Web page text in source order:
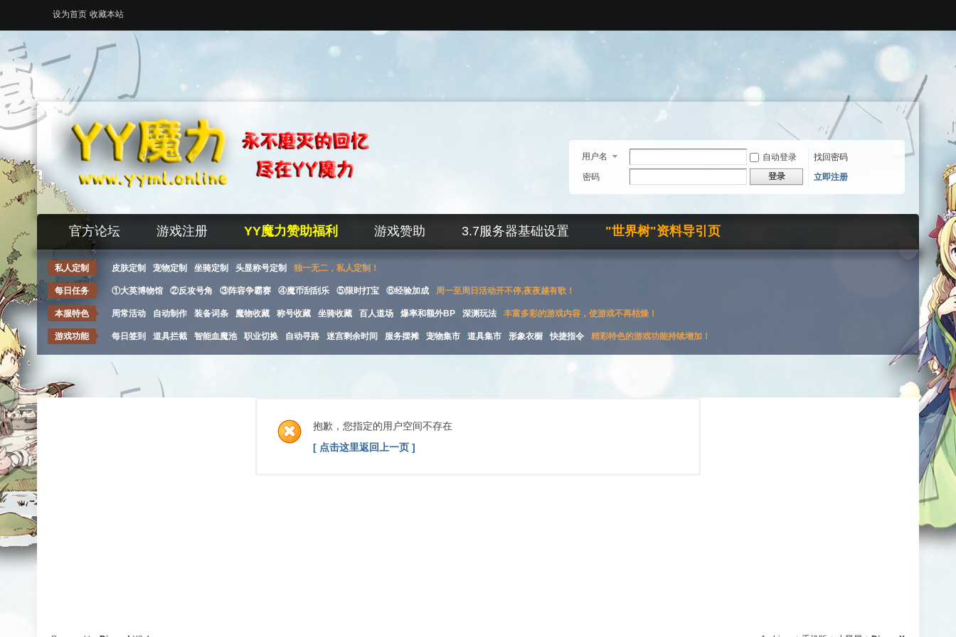
设为首页 收藏本站
用户名 自动登录
找回密码
密码
登录 立即注册
官方论坛 游戏注册 YY魔力赞助福利 游戏赞助 3.7服务器基础设置 "世界树"资料导引页
私人定制 皮肤定制 宠物定制 坐骑定制 头显称号定制 独一无二，私人定制！
每日任务 ①大英博物馆 ②反攻号角 ③阵容争霸赛 ④魔币刮刮乐 ⑤限时打宝 ⑥经验加成 周一至周日活动开不停,夜夜越有歌！
本服特色 周常活动 自动制作 装备词条 魔物收藏 称号收藏 坐骑收藏 百人道场 爆率和额外BP 深渊玩法 丰富多彩的游戏内容，使游戏不再枯燥！
游戏功能 每日签到 道具拦截 智能血魔池 职业切换 自动寻路 迷宫剩余时间 服务摆摊 宠物集市 道具集市 形象衣橱 快捷指令 精彩特色的游戏功能持续增加！
抱歉，您指定的用户空间不存在
[ 点击这里返回上一页 ]